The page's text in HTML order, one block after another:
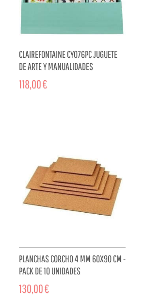
CLAIREFONTAINE CY076PC JUGUETE
DE ARTE Y MANUALIDADES
118,00 €
PLANCHAS CORCHO 4 MM 60X90 CM -
PACK DE 10 UNIDADES
130,00 €